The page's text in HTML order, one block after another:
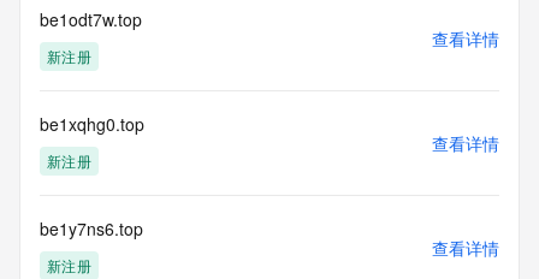
be1odt7w.top
新注册
查看详情
be1xqhg0.top
新注册
查看详情
be1y7ns6.top
新注册
查看详情